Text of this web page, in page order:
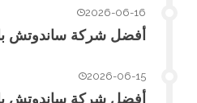
2026-06-16
أفضل شركة ساندوتش
2026-06-15
أفضل شركة ساندوتش